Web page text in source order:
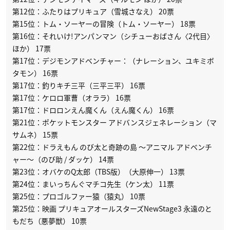
第12位：ふたりはプリキュア（雪城さなえ） 20票
第15位：トム・ソーヤーの冒険（トム・ソーヤー） 18票
第16位：それいけ!アンパンマン（シチューおばさん〈2代目〉
ほか） 17票
第17位：デジモンアドベンチャー：（ナレーション、ユキミボ
タモン） 16票
第17位：釣りキチ三平（三平三平） 16票
第17位：ケロロ軍曹（オララ） 16票
第17位：ドロロンえん魔くん（えん魔くん） 16票
第21位：ポケットモンスター アドバンスジェネレーション（マ
サムネ） 15票
第22位：ドラえもん のび太と奇跡の島 〜アニマル アドベンチ
ャー〜（のび助 / ダッケ） 14票
第23位：オバケのQ太郎（TBS版）（大原伸一） 13票
第24位：まいっちんぐマチコ先生（ケン太） 11票
第25位：プロゴルファー猿（猿丸） 10票
第25位：映画 プリキュアオールスターズNewStage3 永遠のと
もだち（悪夢獣） 10票